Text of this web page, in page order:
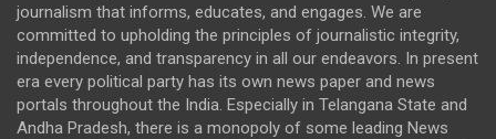
journalism that informs, educates, and engages. We are
committed to upholding the principles of journalistic integrity,
independence, and transparency in all our endeavors. In present
era every political party has its own news paper and news
portals throughout the India. Especially in Telangana State and
Andha Pradesh, there is a monopoly of some leading News